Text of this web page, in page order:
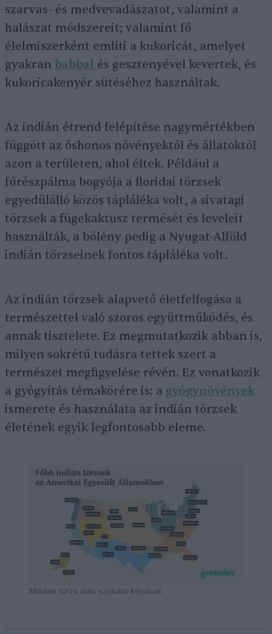
szarvas- és medvevadászatot, valamint a
halászat módszereit; valamint fő
élelmiszerként említi a kukoricát, amelyet
gyakran babbal és gesztenyével kevertek, és
kukoricakenyér sütéséhez használtak.
Az indián étrend felépítése nagymértékben
függött az őshonos növényektől és állatoktól
azon a területen, ahol éltek. Például a
fűrészpálma bogyója a floridai törzsek
egyedülálló közös tápláléka volt, a sivatagi
törzsek a fügekaktusz termését és leveleit
használták, a bölény pedig a Nyugat-Alföld
indián törzseinek fontos tápláléka volt.
Az indián törzsek alapvető életfelfogása a
természettel való szoros együttműködés, és
annak tisztelete. Ez megmutatkozik abban is,
milyen sokrétű tudásra tettek szert a
természet megfigyelése révén. Ez vonatkozik
a gyógyítás témakörére is: a gyógynövények
ismerete és használata az indián törzsek
életének egyik legfontosabb eleme.
Minden törzs más szokást képvisel